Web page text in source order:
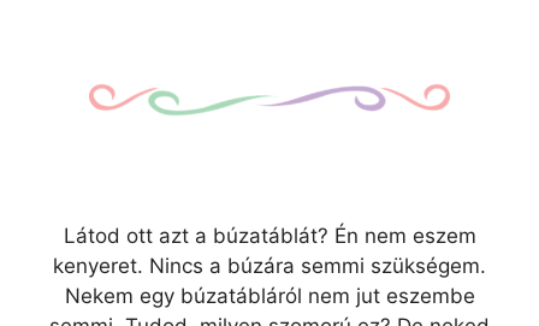
Látod ott azt a búzatáblát? Én nem eszem
kenyeret. Nincs a búzára semmi szükségem.
Nekem egy búzatábláról nem jut eszembe